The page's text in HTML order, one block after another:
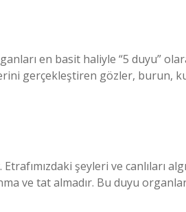
en basit haliyle “5 duyu”
gerçekleştiren gözler, burun,
şeyleri ve canlıları
ve tat almadır. Bu duyu